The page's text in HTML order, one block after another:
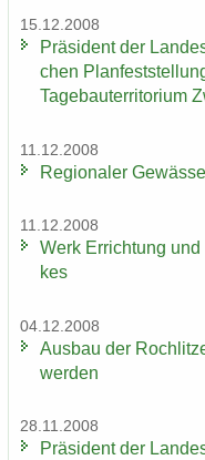
15.12.2008
Prä­si­dent der
chen
Ta­ge­bau­ter­ri­to­ri­um
11.12.2008
Re­gio­na­ler
11.12.2008
Werk Er­rich­tung
kes
04.12.2008
Aus­bau der
wer­den
28.11.2008
Prä­si­dent der